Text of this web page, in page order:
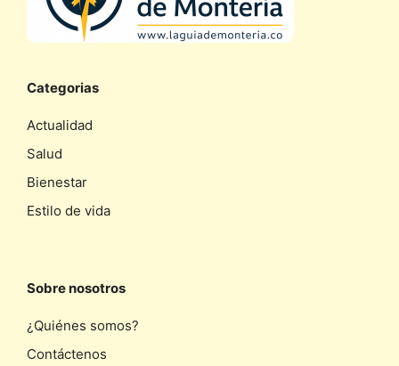
Categorias
Actualidad
Salud
Bienestar
Estilo de vida
Sobre nosotros
¿Quiénes somos?
Contáctenos